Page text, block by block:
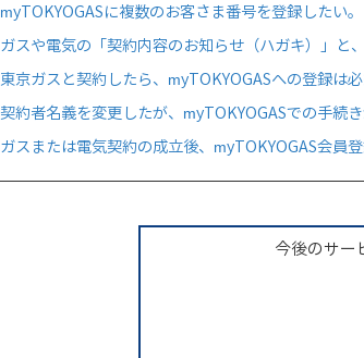
myTOKYOGASに複数のお客さま番号を登録したい。
ガスや電気の「契約内容のお知らせ（ハガキ）」と
東京ガスと契約したら、myTOKYOGASへの登録は必
契約者名義を変更したが、myTOKYOGASでの手続き
ガスまたは電気契約の成立後、myTOKYOGAS会員
今後のサー